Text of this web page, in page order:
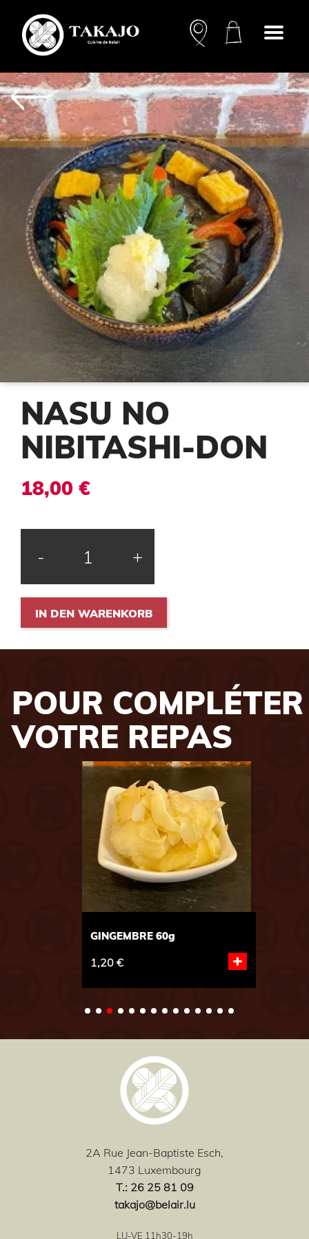
Open
NASU NO
NIBITASHI-DON
18,00 €
- +
IN DEN WARENKORB
POUR COMPLÉTER
VOTRE REPAS
GINGEMBRE 60g
2A Rue Jean-Baptiste Esch,
1473 Luxembourg
T.: 26 25 81 09
takajo@belair.lu
LU-VE 11h30-19h